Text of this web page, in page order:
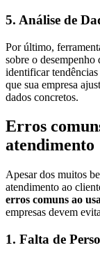
5. Análise de
Por último,
sobre o
identificar
que sua empresa
dados concretos.
Erros
atendimento
Apesar dos muitos
atendimento ao
erros comuns ao
empresas devem
1. Falta de